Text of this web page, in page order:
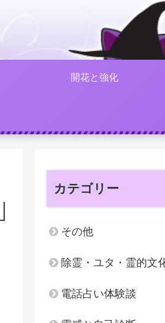
開花と強化
カテゴリー
その他
除霊・ユタ・霊的文
電話占い体験談